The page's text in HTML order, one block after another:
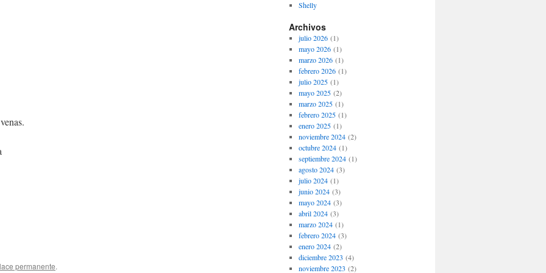
permanente.
Shelly
Archivos
julio 2026(1)
mayo 2026(1)
marzo 2026(1)
febrero 2026(1)
julio 2025(1)
mayo 2025(2)
marzo 2025(1)
febrero 2025(1)
enero 2025(1)
noviembre 2024(2)
octubre 2024(1)
septiembre 2024(1)
agosto 2024(3)
julio 2024(1)
junio 2024(3)
mayo 2024(3)
abril 2024(3)
marzo 2024(1)
febrero 2024(3)
enero 2024(2)
diciembre 2023 (4)
noviembre 2023 (2)